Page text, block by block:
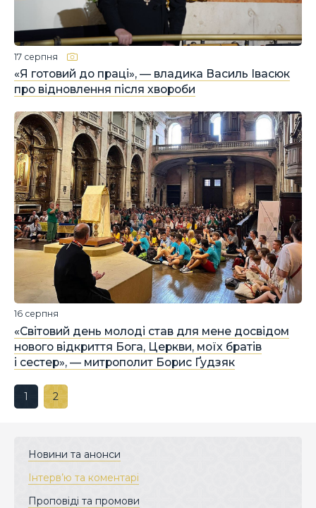
«Я готовий до праці», — владика Василь Івасюк
про відновлення після хвороби
17 серпня
«Світовий день молоді став для мене досвідом
нового відкриття Бога, Церкви, моїх братів
і сестер», — митрополит Борис Ґудзяк
16 серпня
1 2
Новини та анонси
Інтерв’ю та коментарі
Проповіді та промови